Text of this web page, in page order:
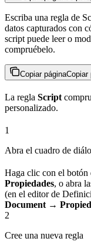
Escriba una regla de
datos capturados con
script puede leer o
compruébelo.
Copiar páginaCopiar
La regla Script
personalizado.
1
Abra el cuadro de
Haga clic con el botón
Propiedades, o abra
(en el editor de
Document →
2
Cree una nueva regla